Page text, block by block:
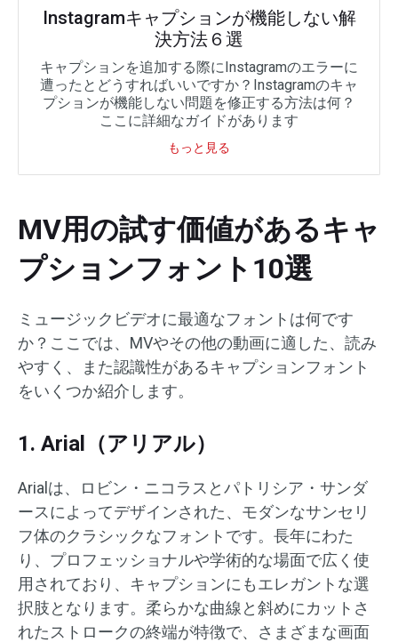
Instagramキャプションが機能しない解
決方法６選
キャプションを追加する際にInstagramのエラーに
遭ったとどうすればいいですか？Instagramのキャ
プションが機能しない問題を修正する方法は何？
ここに詳細なガイドがあります
もっと見る
MV用の試す価値があるキャ
プションフォント10選
ミュージックビデオに最適なフォントは何です
か？ここでは、MVやその他の動画に適した、読み
やすく、また認識性があるキャプションフォント
をいくつか紹介します。
1. Arial（アリアル）
Arialは、ロビン・ニコラスとパトリシア・サンダ
ースによってデザインされた、モダンなサンセリ
フ体のクラシックなフォントです。​長年にわた
り、プロフェッショナルや学術的な場面で広く使
用されており、キャプションにもエレガントな選
択肢となります。​柔らかな曲線と斜めにカットさ
れたストロークの終端が特徴で、さまざまな画面